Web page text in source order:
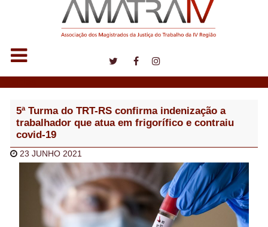
5ª Turma do TRT-RS confirma indenização a
trabalhador que atua em frigorífico e contraiu
covid-19
23 JUNHO 2021